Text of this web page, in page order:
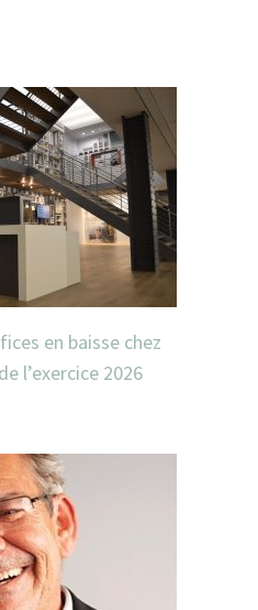
en baisse chez
l’exercice 2026